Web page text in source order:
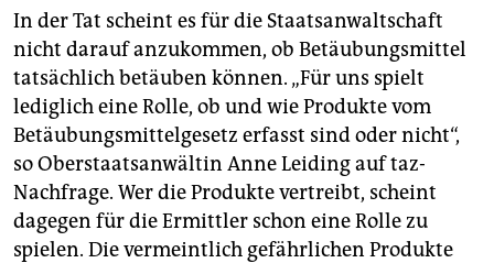
In der Tat scheint es für die Staatsanwaltschaft
nicht darauf anzukommen, ob Betäubungsmittel
tatsächlich betäuben können. „Für uns spielt
lediglich eine Rolle, ob und wie Produkte vom
Betäubungsmittelgesetz erfasst sind oder nicht“,
so Oberstaatsanwältin Anne Leiding auf taz-
Nachfrage. Wer die Produkte vertreibt, scheint
dagegen für die Ermittler schon eine Rolle zu
spielen. Die vermeintlich gefährlichen Produkte